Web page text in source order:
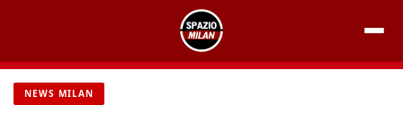
contenuto
NEWS MILAN